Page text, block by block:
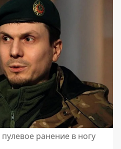
ранение в ногу